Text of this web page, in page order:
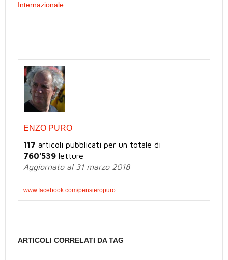
Internazionale.
ENZO PURO
117 articoli pubblicati per un totale di
760'539 letture
Aggiornato al 31 marzo 2018
www.facebook.com/pensieropuro
ARTICOLI CORRELATI DA TAG